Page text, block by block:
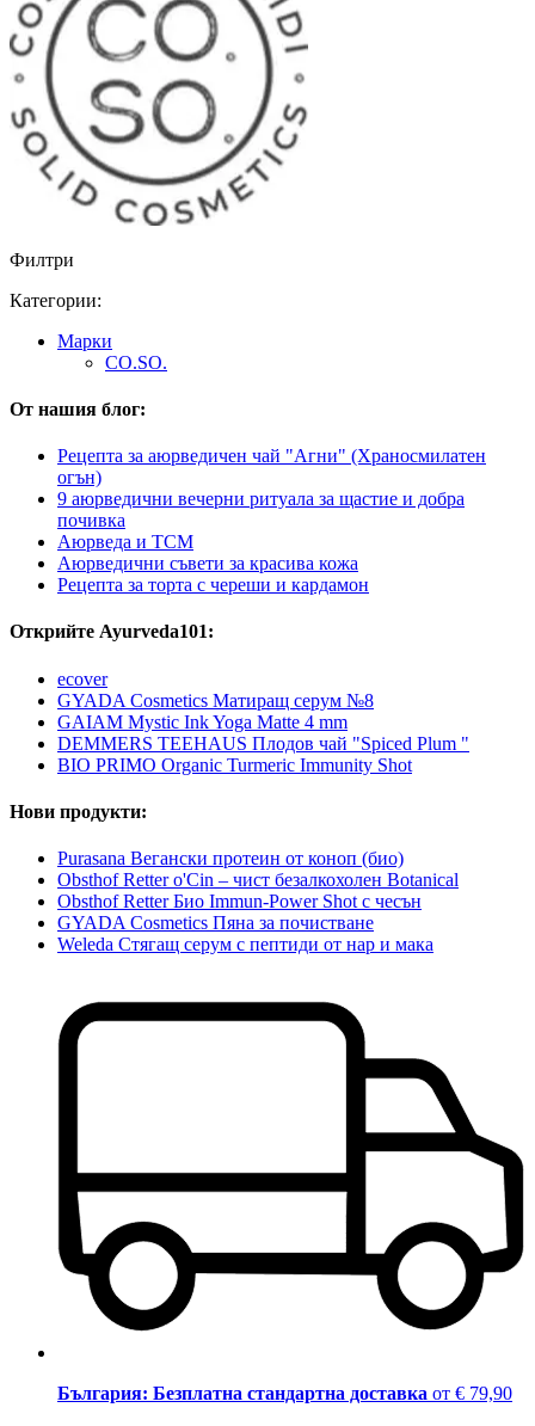
Филтри
Категории:
Марки
CO.SO.
От нашия блог:
Рецепта за аюрведичен чай "Агни" (Храносмилатен
огън)
9 аюрведични вечерни ритуала за щастие и добра
почивка
Аюрведа и TCM
Аюрведични съвети за красива кожа
Рецепта за торта с череши и кардамон
Открийте Ayurveda101:
ecover
GYADA Cosmetics Матиращ серум №8
GAIAM Mystic Ink Yoga Matte 4 mm
DEMMERS TEEHAUS Плодов чай "Spiced Plum "
BIO PRIMO Organic Turmeric Immunity Shot
Нови продукти:
Purasana Вегански протеин от коноп (био)
Obsthof Retter o'Cin – чист безалкохолен Botanical
Obsthof Retter Био Immun-Power Shot с чесън
GYADA Cosmetics Пяна за почистване
Weleda Стягащ серум с пептиди от нар и мака
България: Безплатна стандартна доставка от € 79,90